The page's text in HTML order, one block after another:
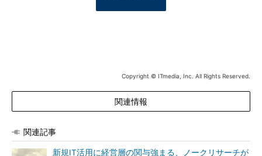
Copyright © ITmedia, Inc. All Rights Reserved.
関連情報
関連記事
新規IT活用に経営層の関与強まる、ノークリサーチが